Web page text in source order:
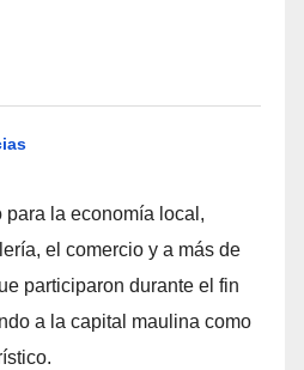
para la economía local,
el comercio y a más de
participaron durante el fin
a la capital maulina como